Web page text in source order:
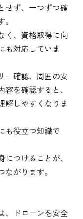
せず、一つずつ確
く、資格取得に向
も対応していま
ー確認、周囲の安
を確認すると、
解しやすくなりま
も役立つ知識で
つけることが、
がります。
、ドローンを安全